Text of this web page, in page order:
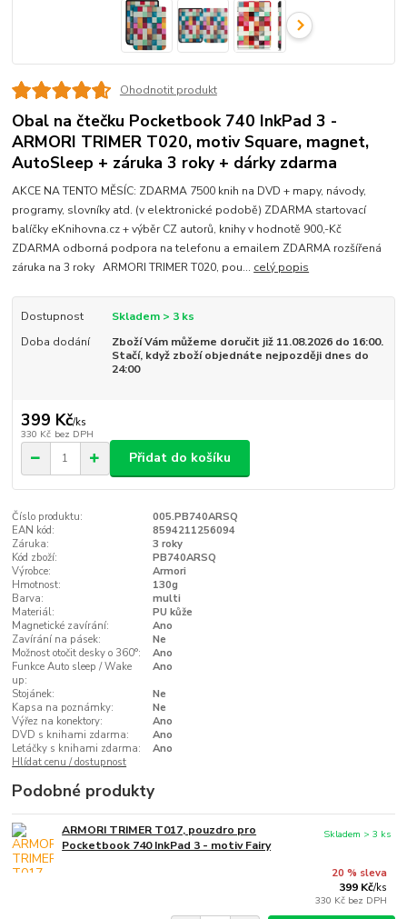
Ohodnotit produkt
Obal na čtečku Pocketbook 740 InkPad 3 -
ARMORI TRIMER T020, motiv Square, magnet,
AutoSleep + záruka 3 roky + dárky zdarma
AKCE NA TENTO MĚSÍC: ZDARMA 7500 knih na DVD + mapy, návody,
programy, slovníky atd. (v elektronické podobě) ZDARMA startovací
balíčky eKnihovna.cz + výběr CZ autorů, knihy v hodnotě 900,-Kč
ZDARMA odborná podpora na telefonu a emailem ZDARMA rozšířená
záruka na 3 roky ARMORI TRIMER T020, pou... celý popis
Dostupnost
Skladem > 3 ks
Doba dodání
Zboží Vám můžeme doručit již 11.08.2026 do 16:00.
Stačí, když zboží objednáte nejpozději dnes do
24:00
399 Kč/ks
330 Kč bez DPH
Přidat do košíku
Číslo produktu:
005.PB740ARSQ
EAN kód:
8594211256094
Záruka:
3 roky
Kód zboží:
PB740ARSQ
Výrobce:
Armori
Hmotnost:
130g
Barva:
multi
Materiál:
PU kůže
Magnetické zavírání:
Ano
Zavírání na pásek:
Ne
Možnost otočit desky o 360°:
Ano
Funkce Auto sleep / Wake
up:
Ano
Stojánek:
Ne
Kapsa na poznámky:
Ne
Výřez na konektory:
Ano
DVD s knihami zdarma:
Ano
Letáčky s knihami zdarma:
Ano
Hlídat cenu / dostupnost
Podobné produkty
ARMORI TRIMER T017, pouzdro pro
Pocketbook 740 InkPad 3 - motiv Fairy
20 % sleva
399 Kč/ks
330 Kč bez DPH
Skladem > 3 ks